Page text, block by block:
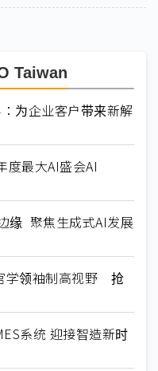
Taiwan
为企业客户带来新解
度最大AI盛会AI
缘 聚焦生成式AI发展
学领袖制高视野 抢
系统 迎接智造新时